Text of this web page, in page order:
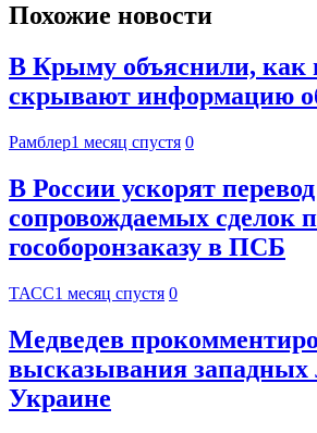
Похожие новости
В Крыму объяснили, как
скрывают информацию
Рамблер1 месяц спустя 0
В России ускорят перевод
сопровождаемых сделок
гособоронзаказу в ПСБ
ТАСС1 месяц спустя 0
Медведев
высказывания западных
Украине